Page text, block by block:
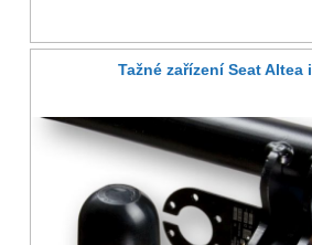
Tažné zařízení Seat Altea